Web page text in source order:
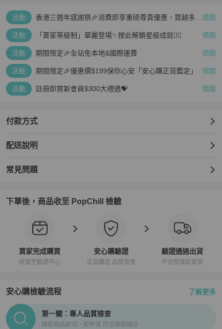
活動
香港三週年感謝祭🎉消費即享重磅尊貴優惠，買越多、 領取
活動 「賣家等級制」華麗登場✨按此解鎖星級成就👆🏻 領取
活動 期間限定🎉全站免本地&國際運費 領取
活動 期間限定🎉優惠價$199保你心安「安心購正貨鑑定」 領取
活動 註冊即賞新會員$300大禮遇💝 領取
付款方式
配送說明
常見問題
下單後，商品收至 PopChill 檢驗
買家完成購買
收貨至驗證中心
安心購驗證
正品鑑定 品質檢查
驗證通過出貨
平台發貨給買家
安心購檢驗流程 了解更多
PopChill拍拍圈正品驗證、安心購檢驗流程介紹
第一關：專人品質檢查
確認商品狀況、配件等 符合頁面描述